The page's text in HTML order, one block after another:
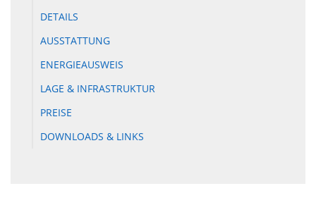
DETAILS
AUSSTATTUNG
ENERGIEAUSWEIS
LAGE & INFRASTRUKTUR
PREISE
DOWNLOADS & LINKS